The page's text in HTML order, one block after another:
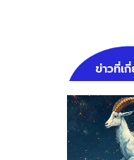
ข่าวที่เ